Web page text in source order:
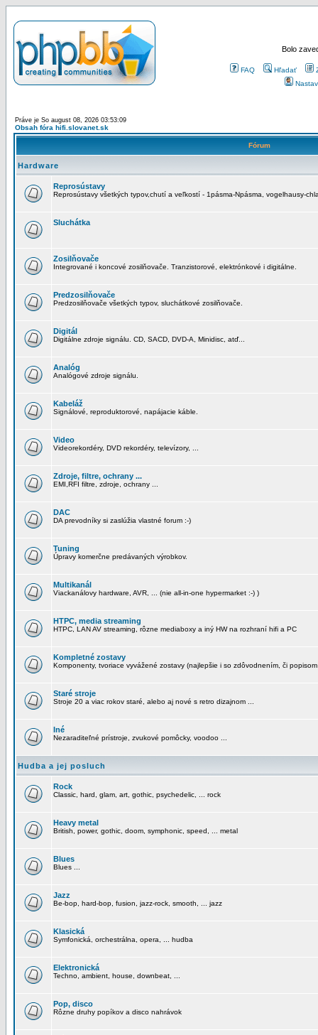
Bolo
FAQ Hľadať
Práve je So august 08, 2026 03:53:09
Obsah fóra hifi.slovanet.sk
Fórum
Hardware
Reprosústavy
Reprosústavy všetkých typov,chutí a veľkostí - 1pásma-Npásma, vogelhausy-
Sluchátka
Zosilňovače
Integrované i koncové zosilňovače. Tranzistorové, elektrónkové i digitálne.
Predzosilňovače
Predzosilňovače všetkých typov, sluchátkové zosilňovače.
Digitál
Digitálne zdroje signálu. CD, SACD, DVD-A, Minidisc, atď...
Analóg
Analógové zdroje signálu.
Kabeláž
Signálové, reproduktorové, napájacie káble.
Video
Videorekordéry, DVD rekordéry, televízory, ...
Zdroje, filtre, ochrany ...
EMI,RFI filtre, zdroje, ochrany ...
DAC
DA prevodníky si zaslúžia vlastné forum :-)
Tuning
Úpravy komerčne predávaných výrobkov.
Multikanál
Viackanálovy hardware, AVR, ... (nie all-in-one hypermarket :-) )
HTPC, media streaming
HTPC, LAN AV streaming, rôzne mediaboxy a iný HW na rozhraní hifi a PC
Kompletné zostavy
Komponenty, tvoriace vyvážené zostavy (najlepšie i so zdôvodnením, či
Staré stroje
Stroje 20 a viac rokov staré, alebo aj nové s retro dizajnom ...
Iné
Nezaraditeľné prístroje, zvukové pomôcky, voodoo ...
Hudba a jej posluch
Rock
Classic, hard, glam, art, gothic, psychedelic, ... rock
Heavy metal
British, power, gothic, doom, symphonic, speed, ... metal
Blues
Blues ...
Jazz
Be-bop, hard-bop, fusion, jazz-rock, smooth, ... jazz
Klasická
Symfonická, orchestrálna, opera, ... hudba
Elektronická
Techno, ambient, house, downbeat, ...
Pop, disco
Rôzne druhy popíkov a disco nahrávok